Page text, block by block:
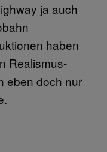
ja auch
haben
Realismus-
eben doch nur